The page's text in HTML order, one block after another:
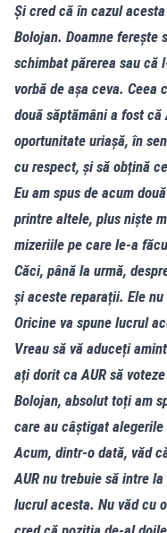
Și cred că în cazul
Bolojan. Doamne ferește
schimbat părerea sau că
vorbă de așa ceva.
două săptămâni a fost că
oportunitate uriașă, în
cu respect, și să obțină
Eu am spus de acum
printre altele, plus niște
mizeriile pe care le-a
Căci, până la urmă,
și aceste reparații. Ele
Oricine va spune lucrul
Vreau să vă aduceți
ați dorit ca AUR să
Bolojan, absolut toți am
care au câștigat
Acum, dintr-o dată, văd
AUR nu trebuie să intre
lucrul acesta. Nu văd cu